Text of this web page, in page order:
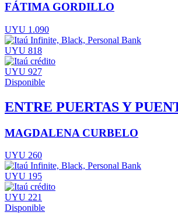
FÁTIMA GORDILLO
UYU 1.090
UYU 818
UYU 927
Disponible
ENTRE PUERTAS Y
MAGDALENA CURBELO
UYU 260
UYU 195
UYU 221
Disponible